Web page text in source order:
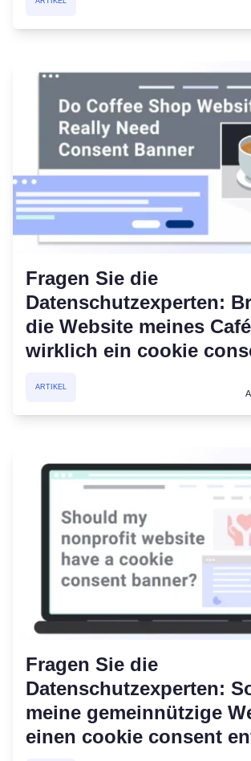
Fragen Sie die
Datenschutzexperten:
die Website meines
wirklich ein cookie
ARTIKEL
Fragen Sie die
Datenschutzexperten:
meine gemeinnützige
einen cookie consent